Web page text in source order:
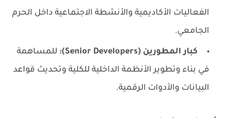
الفعاليات الأكاديمية والأنشطة الاجتماعية داخل الحرم
الجامعي.
كبار المطورين (Senior Developers):
للمساهمة
في بناء وتطوير الأنظمة الداخلية للكلية وتحديث قواعد
البيانات والأدوات الرقمية.